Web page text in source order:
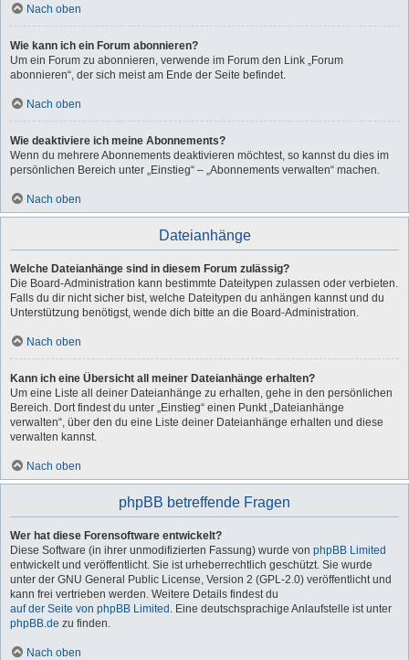
Nach oben
Wie kann ich ein Forum abonnieren?
Um ein Forum zu abonnieren, verwende im Forum den Link „Forum
abonnieren“, der sich meist am Ende der Seite befindet.
Nach oben
Wie deaktiviere ich meine Abonnements?
Wenn du mehrere Abonnements deaktivieren möchtest, so kannst du dies im
persönlichen Bereich unter „Einstieg“ – „Abonnements verwalten“ machen.
Nach oben
Dateianhänge
Welche Dateianhänge sind in diesem Forum zulässig?
Die Board-Administration kann bestimmte Dateitypen zulassen oder verbieten.
Falls du dir nicht sicher bist, welche Dateitypen du anhängen kannst und du
Unterstützung benötigst, wende dich bitte an die Board-Administration.
Nach oben
Kann ich eine Übersicht all meiner Dateianhänge erhalten?
Um eine Liste all deiner Dateianhänge zu erhalten, gehe in den persönlichen
Bereich. Dort findest du unter „Einstieg“ einen Punkt „Dateianhänge
verwalten“, über den du eine Liste deiner Dateianhänge erhalten und diese
verwalten kannst.
Nach oben
phpBB betreffende Fragen
Wer hat diese Forensoftware entwickelt?
Diese Software (in ihrer unmodifizierten Fassung) wurde von phpBB Limited
entwickelt und veröffentlicht. Sie ist urheberrechtlich geschützt. Sie wurde
unter der GNU General Public License, Version 2 (GPL-2.0) veröffentlicht und
kann frei vertrieben werden. Weitere Details findest du
auf der Seite von phpBB Limited . Eine deutschsprachige Anlaufstelle ist unter
phpBB.de zu finden.
Nach oben